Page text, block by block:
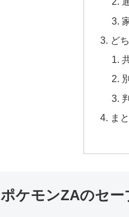
ど
ま
ポケモンZAのセー